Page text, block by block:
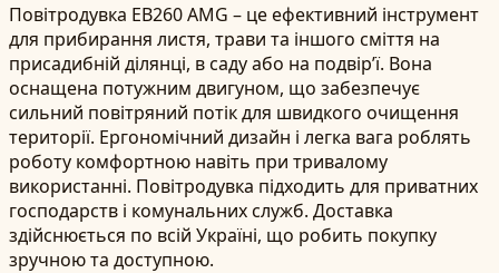
Повітродувка EB260 AMG – це ефективний інструмент
для прибирання листя, трави та іншого сміття на
присадибній ділянці, в саду або на подвір’ї. Вона
оснащена потужним двигуном, що забезпечує
сильний повітряний потік для швидкого очищення
території. Ергономічний дизайн і легка вага роблять
роботу комфортною навіть при тривалому
використанні. Повітродувка підходить для приватних
господарств і комунальних служб. Доставка
здійснюється по всій Україні, що робить покупку
зручною та доступною.